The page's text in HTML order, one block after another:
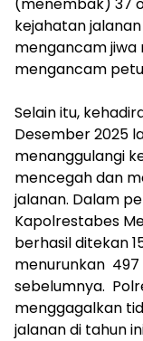
kejahatan
mengancam
mengancam
‎Selain itu,
Desember 2025
menanggulangi
mencegah dan
jalanan. Dalam
Kapolrestabes
berhasil ditekan
menurunkan 497
sebelumnya.
menggagalkan
jalanan di tahun